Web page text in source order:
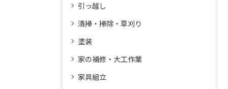
引っ越し
清掃・掃除・草刈り
塗装
家の補修・大工作業
家具組立